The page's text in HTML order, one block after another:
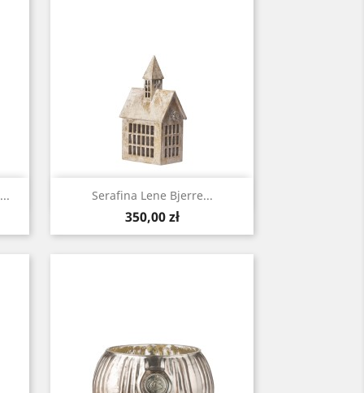
Serafina Lene Bjerre...
Cena
350,00 zł
Szybki podgląd